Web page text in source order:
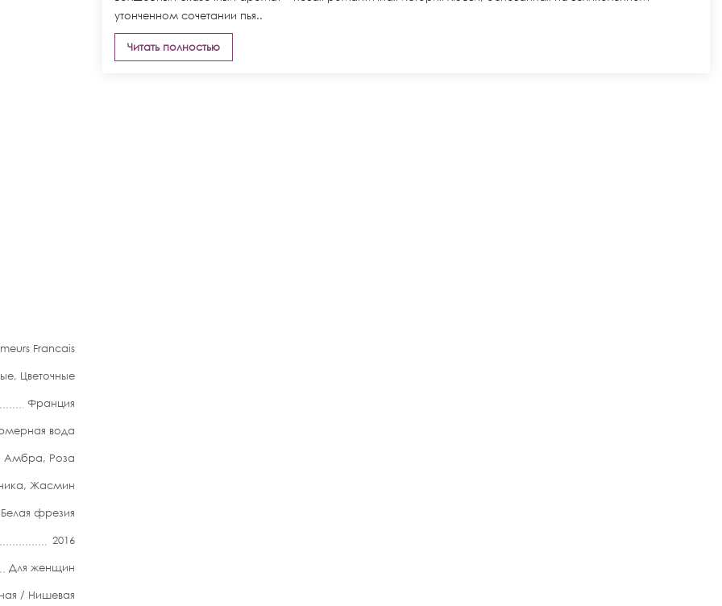
Francais
, Цветочные
Франция
вода
Амбра, Роза
, Жасмин
Белая фрезия
2016
Для женщин
/ Нишевая
утонченном сочетании пья..
Читать полностью